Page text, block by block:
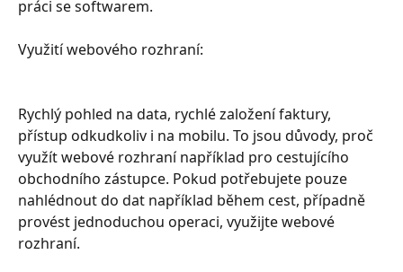
práci se softwarem.
Využití webového rozhraní:
Rychlý pohled na data, rychlé založení faktury,
přístup odkudkoliv i na mobilu. To jsou důvody, proč
využít webové rozhraní například pro cestujícího
obchodního zástupce. Pokud potřebujete pouze
nahlédnout do dat například během cest, případně
provést jednoduchou operaci, využijte webové
rozhraní.